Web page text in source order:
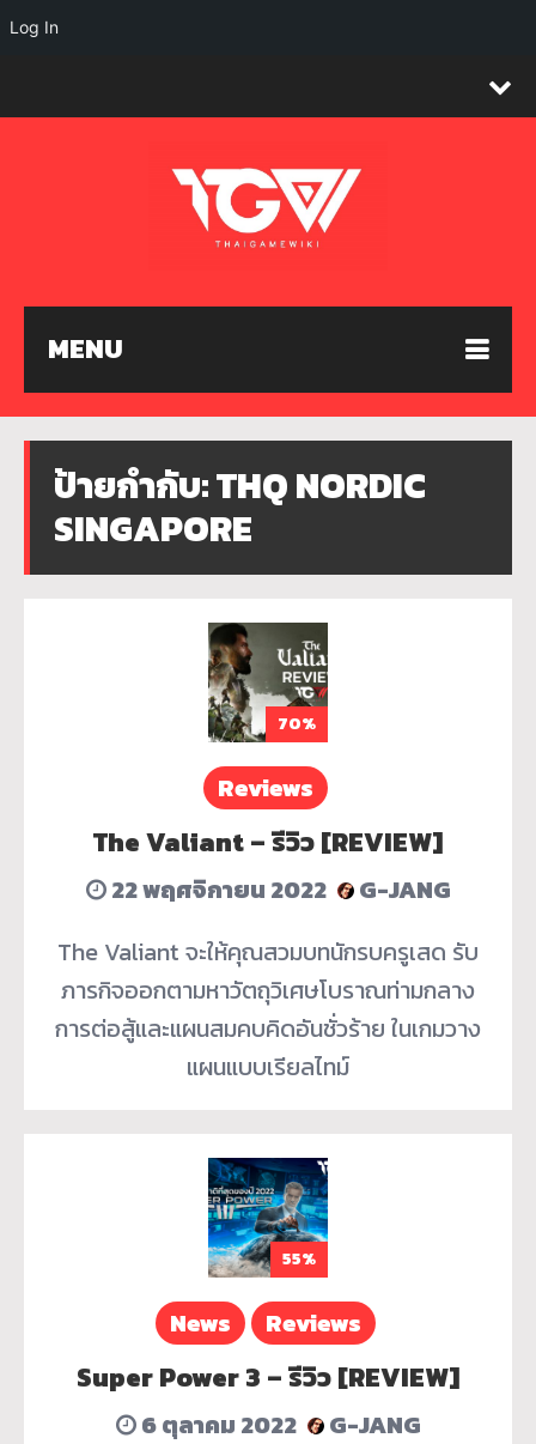
MENU
ป้ายกำกับ:THQ NORDIC
SINGAPORE
70%
Reviews
The Valiant – รีวิว [REVIEW]
22 พฤศจิกายน 2022
G-JANG
The Valiant จะให้คุณสวมบทนักรบครูเสด รับ
ภารกิจออกตามหาวัตถุวิเศษโบราณท่ามกลาง
การต่อสู้และแผนสมคบคิดอันชั่วร้าย ในเกมวาง
แผนแบบเรียลไทม์
55%
News Reviews
Super Power 3 – รีวิว [REVIEW]
6 ตุลาคม 2022
G-JANG
Log In